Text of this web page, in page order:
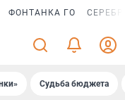
ФОНТАНКА ГО
Судьба бюджета